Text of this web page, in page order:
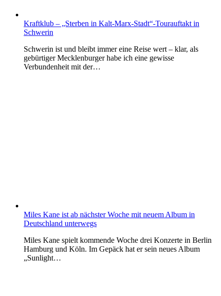
Kraftklub – „Sterben in Kalt-Marx-Stadt“-Tourauftakt in
Schwerin
Schwerin ist und bleibt immer eine Reise wert – klar, als
gebürtiger Mecklenburger habe ich eine gewisse
Verbundenheit mit der…
Miles Kane ist ab nächster Woche mit neuem Album in
Deutschland unterwegs
Miles Kane spielt kommende Woche drei Konzerte in Berlin
Hamburg und Köln. Im Gepäck hat er sein neues Album
„Sunlight…